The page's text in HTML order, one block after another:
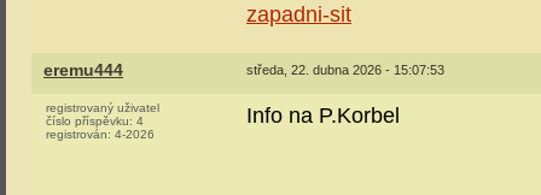
zapadni-sit
eremu444 středa, 22. dubna 2026 - 15:07:53
registrovaný uživatel
číslo příspěvku: 4
registrován: 4-2026
Info na P.Korbel